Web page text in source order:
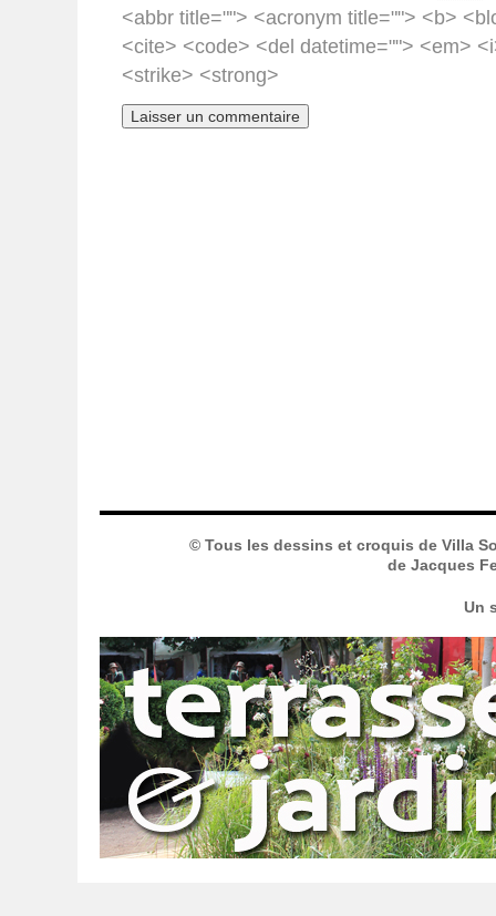
<abbr title=""> <acronym title=""> <b>
<cite> <code> <del datetime=""> <em>
<strike> <strong>
© Tous les dessins et croquis de Villa
de Jacques
Un